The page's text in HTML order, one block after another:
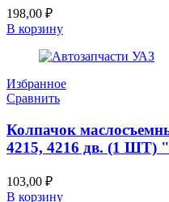
198,00 ₽
В корзину
Избранное
Сравнить
Колпачок
4215, 4216 дв. (1
103,00 ₽
В корзину